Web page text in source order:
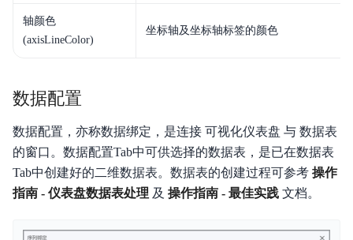
轴颜色
(axisLineColor)
坐标轴及坐标轴标签的颜色
数据配置
数据配置，亦称数据绑定，是连接 可视化仪表盘 与 数据表
的窗口。数据配置Tab中可供选择的数据表，是已在数据表
Tab中创建好的二维数据表。数据表的创建过程可参考 操作
指南 - 仪表盘数据表处理 及 操作指南 - 最佳实践 文档。